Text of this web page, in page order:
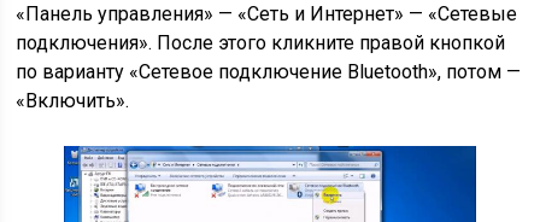
«Панель управления» — «Сеть и Интернет» — «Сетевые
подключения». После этого кликните правой кнопкой
по варианту «Сетевое подключение Bluetooth», потом —
«Включить».